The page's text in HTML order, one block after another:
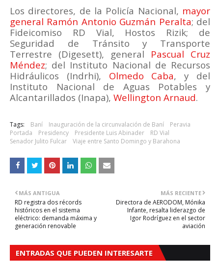
Los directores, de la Policía Nacional, mayor
general Ramón Antonio Guzmán Peralta; del
Fideicomiso RD Vial, Hostos Rizik; de
Seguridad de Tránsito y Transporte
Terrestre (Digesett), general Pascual Cruz
Méndez; del Instituto Nacional de Recursos
Hidráulicos (Indrhi), Olmedo Caba, y del
Instituto Nacional de Aguas Potables y
Alcantarillados (Inapa), Wellington Arnaud.
Tags: Baní Inauguración de la circunvalación de Baní
Peravia
Portada
Presidency Presidente Luis Abinader
RD Vial
Senador Julito Fulcar
Viaje entre Santo Domingo y Barahona
MÁS RECIENTE
Directora de AERODOM, Mónika
Infante, resalta liderazgo de
Igor Rodríguez en el sector
aviación
MÁS ANTIGUA
RD registra dos récords
históricos en el sistema
eléctrico: demanda máxima y
generación renovable
ENTRADAS QUE PUEDEN INTERESARTE